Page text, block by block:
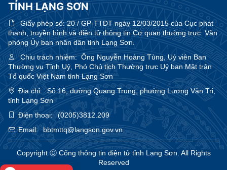
TỈNH LẠNG SƠN
Giấy phép số:20 / GP-TTĐT ngày 12/03/2015 của Cục phát
thanh, truyền hình và điện tử thông tin Cơ quan thường trực: Văn
phòng Ủy ban nhân dân tỉnh Lạng Sơn.
Chịu trách nhiệm:Ông Nguyễn Hoàng Tùng, Uỷ viên Ban
Thường vụ Tỉnh Uỷ, Phó Chủ tịch Thường trực Uỷ ban Mặt trận
Tổ quốc Việt Nam tỉnh Lạng Sơn
Địa chỉ:
Số 16, đường Quang Trung, phường Lương Văn Tri,
tỉnh Lạng Sơn
Điện thoại:
(0205)3812.209
Email:
bbtmttq@langson.gov.vn
Copyright Ⓒ Cổng thông tin điện tử tỉnh Lạng Sơn. All Rights
Reserved